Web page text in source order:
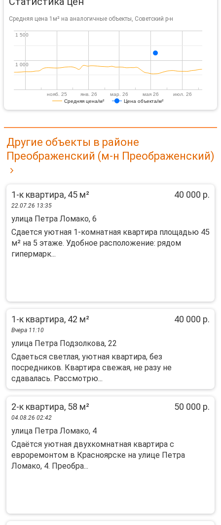
Средняя цена 1м² на аналогичные объекты, Советский р-н
Средняя цена/м² Цена объекта/м²
нояб. 25 янв. 26 мар. 26 мая 26 июл. 26
1 000
1 000
1 500
1 500
Другие объекты в районе
Преображенский (м-н Преображенский)
1-к квартира, 45 м² 40 000 р.
22.07.26 13:35
улица Петра Ломако, 6
Сдается уютная 1-комнатная квартира площадью 45
м² на 5 этаже. Удобное расположение: рядом
гипермарк...
1-к квартира, 42 м² 40 000 р.
Вчера 11:10
улица Петра Подзолкова, 22
Сдаеться светлая, уютная квартира, без
посредников. Квартира свежая, не разу не
сдавалась. Рассмотрю...
2-к квартира, 58 м² 50 000 р.
04.08.26 02:42
улица Петра Ломако, 4
Сдаётся уютная двухкомнатная квартира с
евроремонтом в Красноярске на улице Петра
Ломако, 4. Преобра...